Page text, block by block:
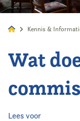
Home
Agenda
Nieuws
Kennis &
Wat
Lees voor